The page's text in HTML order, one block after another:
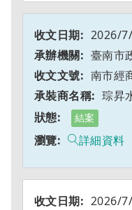
2026/
臺南市
南市經
琮昇
結案
詳細資料
2026/